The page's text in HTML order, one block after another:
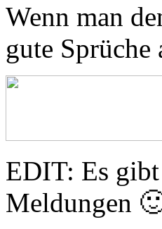
Wenn man
gute Sprüche
EDIT: Es gibt
Meldungen